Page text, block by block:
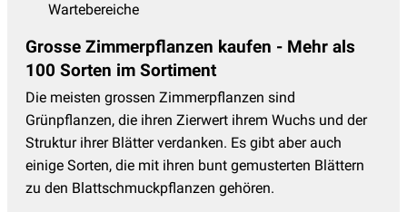
Wartebereiche
Grosse Zimmerpflanzen kaufen - Mehr als
100 Sorten im Sortiment
Die meisten grossen Zimmerpflanzen sind
Grünpflanzen, die ihren Zierwert ihrem Wuchs und der
Struktur ihrer Blätter verdanken. Es gibt aber auch
einige Sorten, die mit ihren bunt gemusterten Blättern
zu den Blattschmuckpflanzen gehören.